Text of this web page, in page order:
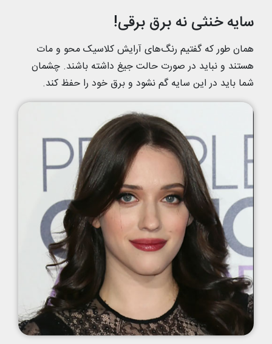
سایه خنثی نه برق برقی!
همان طور که گفتیم رنگ‌های آرایش کلاسیک محو و مات
هستند و نباید در صورت حالت جیغ داشته باشند. چشمان
شما باید در این سایه گم نشود و برق خود را حفظ کند.